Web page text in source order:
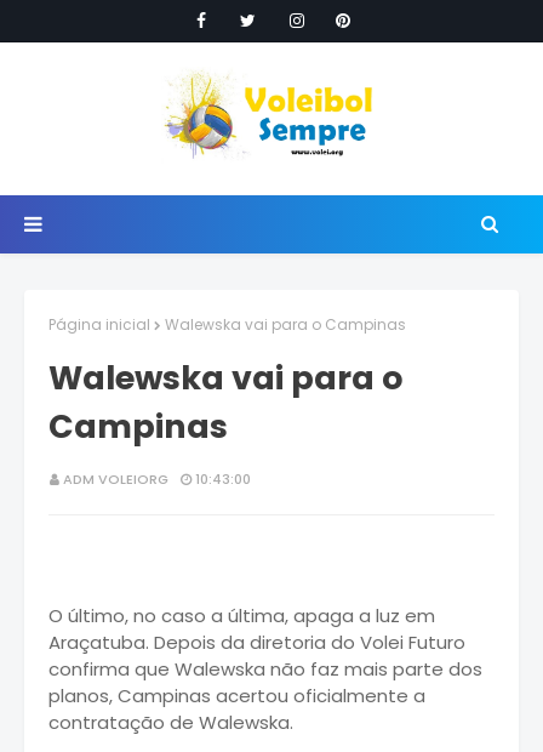
Página inicial Walewska vai para o Campinas
Walewska vai para o
Campinas
ADM VOLEIORG 10:43:00
O último, no caso a última, apaga a luz em
Araçatuba. Depois da diretoria do Volei Futuro
confirma que Walewska não faz mais parte dos
planos, Campinas acertou oficialmente a
contratação de Walewska.